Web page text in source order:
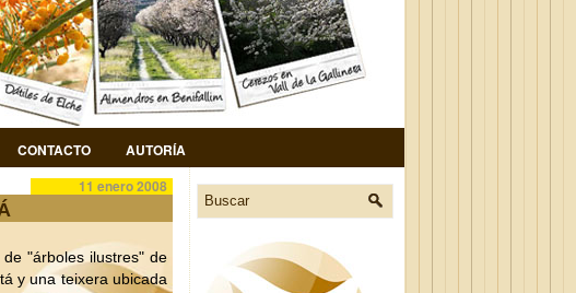
CONTACTO AUTORÍA
11 enero 2008
"árboles ilustres" de
y una teixera ubicada